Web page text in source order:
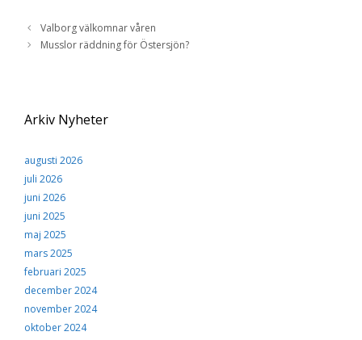
Valborg välkomnar våren
Musslor räddning för Östersjön?
Arkiv Nyheter
augusti 2026
juli 2026
juni 2026
juni 2025
maj 2025
mars 2025
februari 2025
december 2024
november 2024
oktober 2024